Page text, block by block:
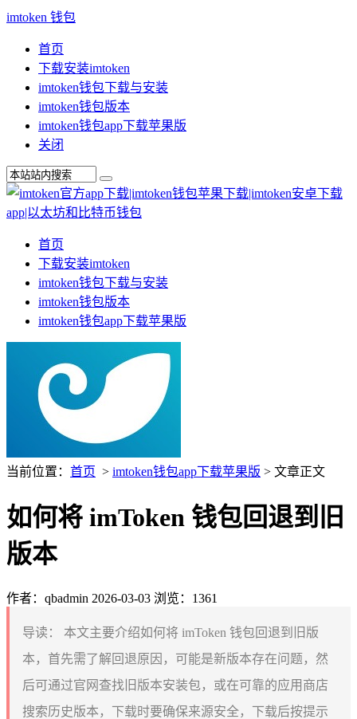
imtoken 钱包
首页
下载安装imtoken
imtoken钱包下载与安装
imtoken钱包版本
imtoken钱包app下载苹果版
关闭
首页
下载安装imtoken
imtoken钱包下载与安装
imtoken钱包版本
imtoken钱包app下载苹果版
当前位置： 首页 > imtoken钱包app下载苹果版 > 文章正文
如何将 imToken 钱包回退到旧
版本
作者：qbadmin 2026-03-03 浏览：1361
导读：
本文主要介绍如何将 imToken 钱包回退到旧版
本，首先需了解回退原因，可能是新版本存在问题，然
后可通过官网查找旧版本安装包，或在可靠的应用商店
搜索历史版本，下载时要确保来源安全，下载后按提示